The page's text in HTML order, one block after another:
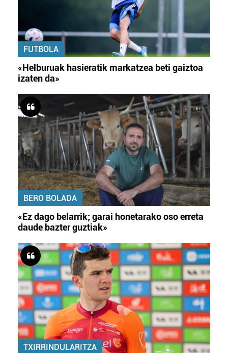
FUTBOLA
«Helburuak hasieratik markatzea beti gaiztoa
izaten da»
BERO BOLADA
«Ez dago belarrik; garai honetarako oso erreta
daude bazter guztiak»
TXIRRINDULARITZA